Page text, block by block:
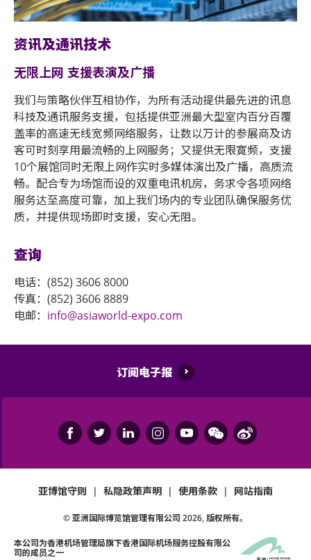
资讯及通讯技术
无限上网 支援表演及广播
我们与策略伙伴互相协作，为所有活动提供最先进的讯息
科技及通讯服务支援，包括提供亚洲最大型室内百分百覆
盖率的高速无线宽频网络服务，让数以万计的参展商及访
客可时刻享用最流畅的上网服务；又提供无限寛频，支援
10个展馆同时无限上网作实时多媒体演出及广播，高质流
畅。配合专为场馆而设的双重电讯机房，务求令各项网络
服务达至高度可靠，加上我们场内的专业团队确保服务优
质，并提供现场即时支援，安心无阻。
查询
电话：(852) 3606 8000
传真：(852) 3606 8889
电邮： info@asiaworld-expo.com
订阅电子报
亚博馆守则 | 私隐政策声明 | 使用条款 | 网站指南
© 亚洲国际博览馆管理有限公司 2026, 版权所有。
本公司为香港机场管理局旗下香港国际机场服务控股有限公
司的成员之一